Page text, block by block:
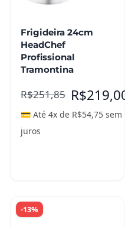
Frigideira 24cm
HeadChef
Profissional
Tramontina
R$251,85 R$
💳 Até 4x de R$54,75 sem
juros
-13%